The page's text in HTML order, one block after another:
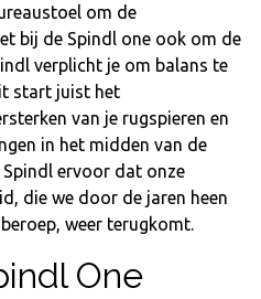
om de
bij de Spindl one ook om de
verplicht je om balans te
start juist het
van je rugspieren en
in het midden van de
ervoor dat onze
die we door de jaren heen
weer terugkomt.
One